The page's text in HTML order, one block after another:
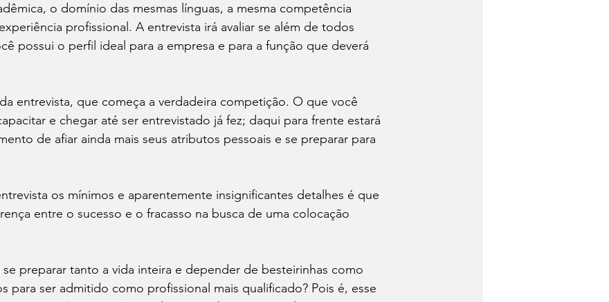
o domínio das mesmas línguas, a mesma competência
profissional. A entrevista irá avaliar se além de todos
possui o perfil ideal para a empresa e para a função que deverá
entrevista, que começa a verdadeira competição. O que você
e chegar até ser entrevistado já fez; daqui para frente estará
de afiar ainda mais seus atributos pessoais e se preparar para
os mínimos e aparentemente insignificantes detalhes é que
entre o sucesso e o fracasso na busca de uma colocação
preparar tanto a vida inteira e depender de besteirinhas como
para ser admitido como profissional mais qualificado? Pois é, esse